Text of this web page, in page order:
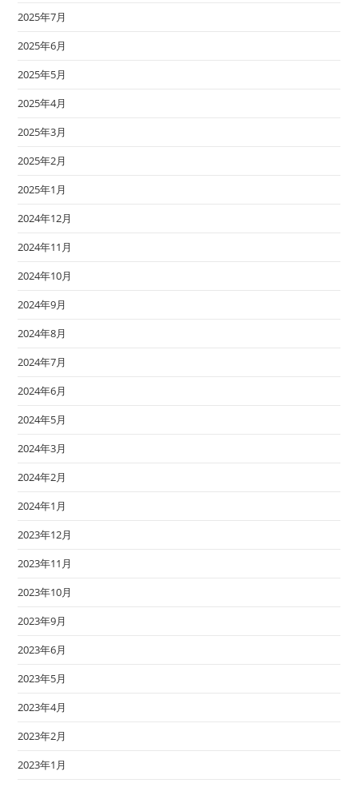
2025年7月
2025年6月
2025年5月
2025年4月
2025年3月
2025年2月
2025年1月
2024年12月
2024年11月
2024年10月
2024年9月
2024年8月
2024年7月
2024年6月
2024年5月
2024年3月
2024年2月
2024年1月
2023年12月
2023年11月
2023年10月
2023年9月
2023年6月
2023年5月
2023年4月
2023年2月
2023年1月